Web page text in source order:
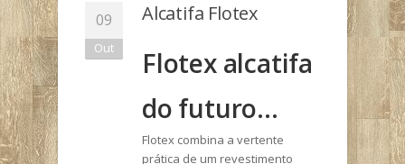
09
Out
Alcatifa Flotex
Flotex alcatifa
do futuro…
Flotex combina a vertente
prática de um revestimento